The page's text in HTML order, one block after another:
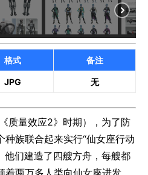
格式 备注
JPG 无
质量效应2》时期），为了防
族联合起来实行“仙女座行动
们建造了四艘方舟，每艘都
两万多人类向仙女座进发。